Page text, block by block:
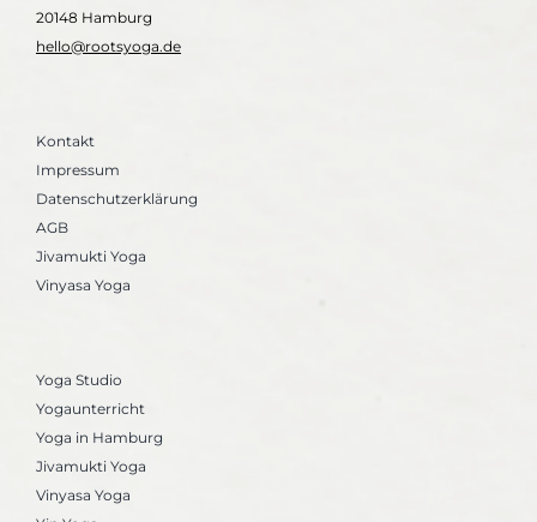
20148 Hamburg
hello@rootsyoga.de
Kontakt
Impressum
Datenschutzerklärung
AGB
Jivamukti Yoga
Vinyasa Yoga
Yoga Studio
Yogaunterricht
Yoga in Hamburg
Jivamukti Yoga
Vinyasa Yoga